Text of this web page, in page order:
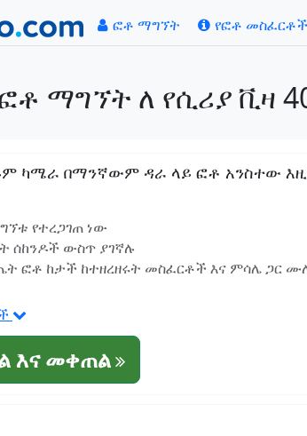
ፎቶ ማግኘት የፎቶ መስፈርቶች
ማግኘት ለ የሲሪያ ቪዛ
ካሜራ በማንኛውም ዳራ ላይ ፎቶ አንስተው
የተረጋገጠ ነው
ሰከንዶች ውስጥ ያገኛሉ
ፎቶ ከታች ከተዘረዘሩት መስፈርቶች እና ምሳሌ ጋር
እና መቀጠል